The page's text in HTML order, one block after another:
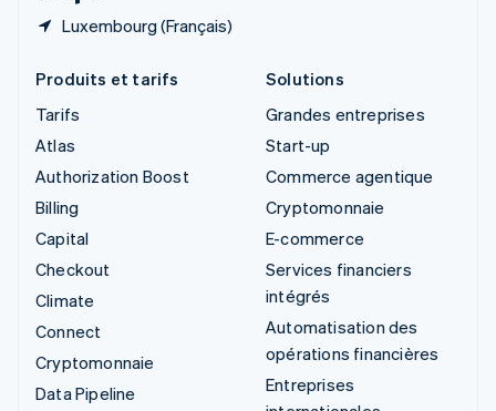
Luxembourg (Français)
Produits et tarifs
Tarifs
Atlas
Authorization Boost
Billing
Capital
Checkout
Climate
Connect
Cryptomonnaie
Data Pipeline
Solutions
Grandes entreprises
Start-up
Commerce agentique
Cryptomonnaie
E-commerce
Services financiers
intégrés
Automatisation des
opérations financières
Entreprises